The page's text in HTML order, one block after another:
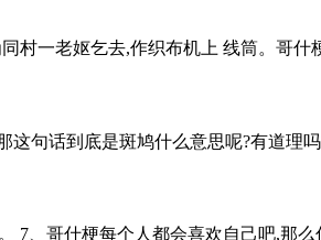
村一老妪乞去,作织布机上 线筒。哥什
句话到底是斑鸠什么意思呢?有道理
、哥什梗每个人都会喜欢自己吧,那